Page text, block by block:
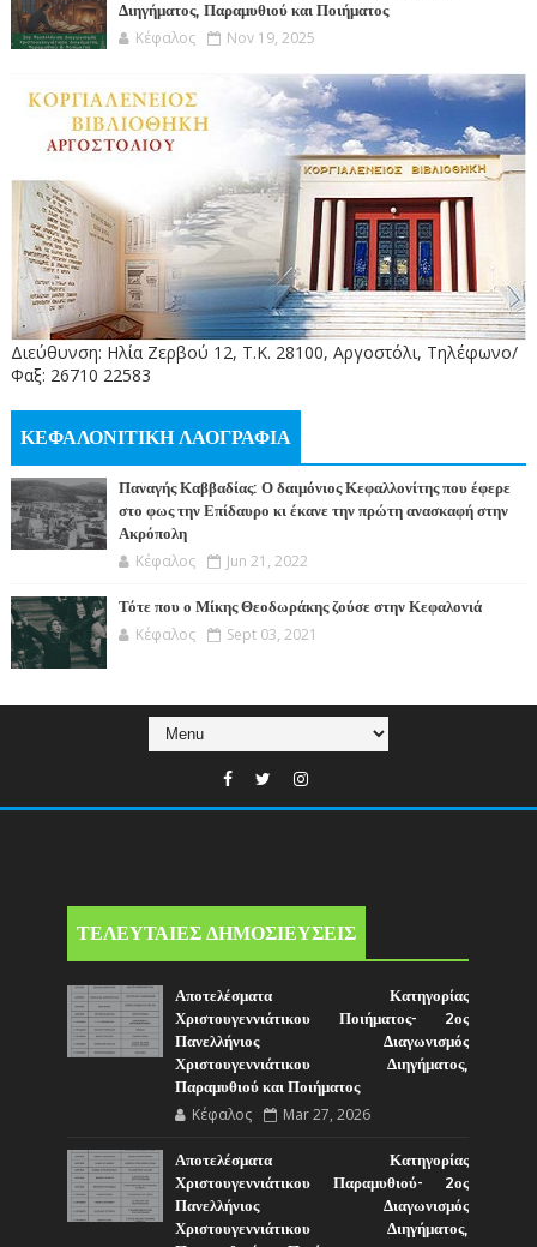
Διηγήματος, Παραμυθιού και Ποιήματος
Κέφαλος Nov 19, 2025
Διεύθυνση: Ηλία Ζερβού 12, Τ.Κ. 28100, Αργοστόλι, Τηλέφωνο/
Φαξ: 26710 22583
ΚΕΦΑΛΟΝΙΤΙΚΗ ΛΑΟΓΡΑΦΙΑ
Παναγής Καββαδίας: Ο δαιμόνιος Κεφαλλονίτης που έφερε
στο φως την Επίδαυρο κι έκανε την πρώτη ανασκαφή στην
Ακρόπολη
Κέφαλος Jun 21, 2022
Τότε που ο Μίκης Θεοδωράκης ζούσε στην Κεφαλονιά
Κέφαλος Sept 03, 2021
ΤΕΛΕΥΤΑΙΕΣ ΔΗΜΟΣΙΕΥΣΕΙΣ
Αποτελέσματα Κατηγορίας
Χριστουγεννιάτικου Ποιήματος- 2ος
Πανελλήνιος Διαγωνισμός
Χριστουγεννιάτικου Διηγήματος,
Παραμυθιού και Ποιήματος
Κέφαλος Mar 27, 2026
Αποτελέσματα Κατηγορίας
Χριστουγεννιάτικου Παραμυθιού- 2ος
Πανελλήνιος Διαγωνισμός
Χριστουγεννιάτικου Διηγήματος,